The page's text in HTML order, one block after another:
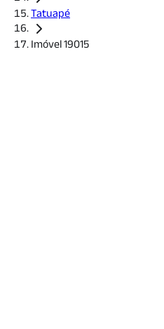
Tatuapé
Imóvel 19015